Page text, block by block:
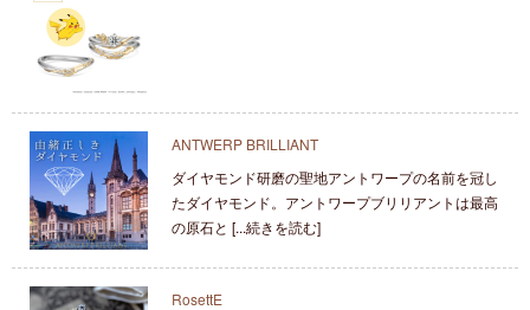
ANTWERP BRILLIANT
ダイヤモンド研磨の聖地アントワープの名前を冠し
たダイヤモンド。アントワープブリリアントは最高
の原石と [...続きを読む]
RosettE